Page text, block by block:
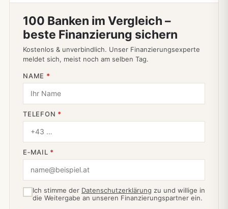
100 Banken im Vergleich –
beste Finanzierung sichern
Kostenlos & unverbindlich. Unser Finanzierungsexperte
meldet sich, meist noch am selben Tag.
NAME *
TELEFON *
E‑MAIL *
Ich stimme der Datenschutzerklärung zu und willige in
die Weitergabe an unseren Finanzierungspartner ein.